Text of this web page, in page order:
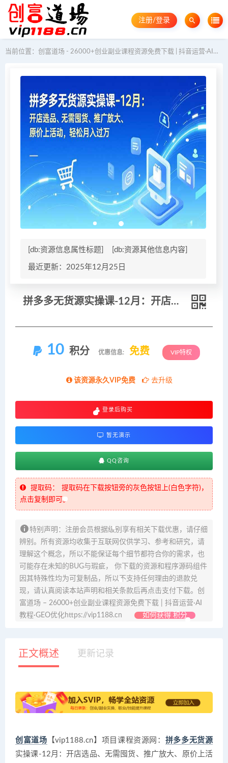
注册/登录
当前位置： 创富道场 - 26000+创业副业课程资源免费下载 | 抖音运营·AI教程·GEO优化
[db:资源信息属性标题] [db:资源其他信息内容]
最近更新：2025年12月25日
拼多多无货源实操课-12月：开店选品、无需囤货、推广放大、原价上活动，轻松月入过万
10 积分 优惠信息: 免费 VIP特权
该资源永久VIP免费 去升级
登录后购买
暂无演示
QQ咨询
提取码：
提取码在下载按钮旁的灰色按钮上(白色字符)，
点击复制即可。
特别声明：注册会员根据级别享有相关下载优惠，请仔细
辨别。所有资源均收集于互联网仅供学习、参考和研究，请
理解这个概念，所以不能保证每个细节都符合你的需求，也
可能存在未知的BUG与瑕疵， 你下载的资源和程序源码组件
因其特殊性均为可复制品，所以不支持任何理由的退款兑
现，请认真阅读本站声明和相关条款后再点击支付下载。创
富道场 – 26000+创业副业课程资源免费下载 | 抖音运营·AI
教程·GEO优化https://vip1188.cn
如何获得 积分
正文概述 更新记录
创富道场 【vip1188.cn】项目课程资源网： 拼多多无货源
实操课-12月：开店选品、无需囤货、推广放大、原价上活